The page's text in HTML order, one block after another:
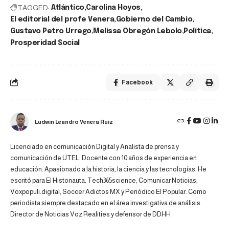
TAGGED: Atlántico Carolina Hoyos
El editorial del profe Venera Gobierno del Cambio
Gustavo Petro Urrego Melissa Obregón Lebolo Política
Prosperidad Social
Facebook
Ludwin Leandro Venera Ruiz
Licenciado en comunicación Digital y Analista de prensa y
comunicación de UTEL. Docente con 10 años de experiencia en
educación. Apasionado a la historia, la ciencia y las tecnologías. He
escritó para El Histonauta, Tech365science, Comunicar Noticias,
Voxpopuli.digital, Soccer Adictos MX y Periódico El Popular. Como
periodista siempre destacado en el área investigativa de análisis.
Director de Noticias Voz Realities y defensor de DDHH